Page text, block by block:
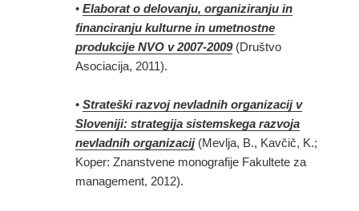
•Elaborat o delovanju, organiziranju in
financiranju kulturne in umetnostne
produkcije NVO v 2007-2009(Društvo
Asociacija, 2011).
•Strateški razvoj nevladnih organizacij v
Sloveniji: strategija sistemskega razvoja
nevladnih organizacij(Mevlja, B., Kavčič, K.;
Koper: Znanstvene monografije Fakultete za
management, 2012).